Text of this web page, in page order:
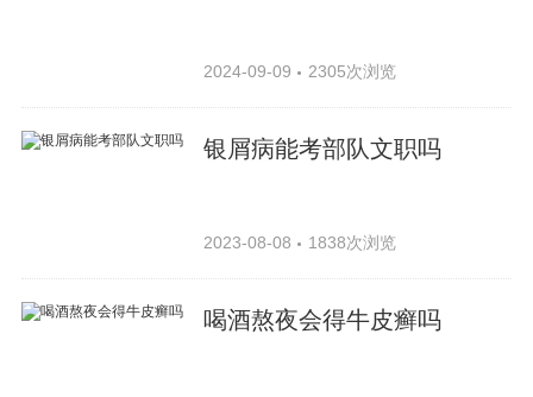
2024-09-09 2305次浏览
银屑病能考部队文职吗
2023-08-08 1838次浏览
喝酒熬夜会得牛皮癣吗